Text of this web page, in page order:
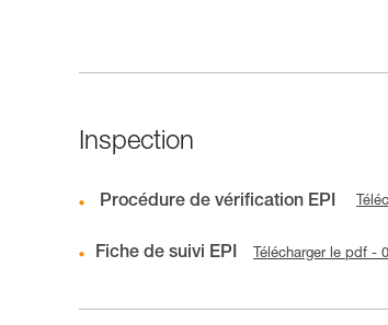
Inspection
Procédure de vérification EPI
Fiche de suivi EPI Télécharger le pdf -